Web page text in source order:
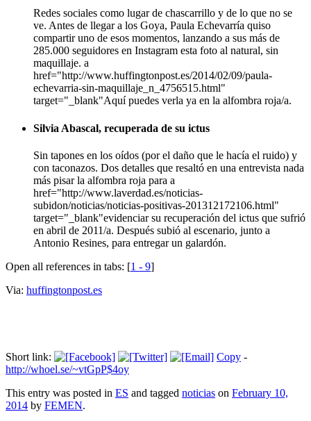
Redes sociales como lugar de chascarrillo y de lo que no se
ve. Antes de llegar a los Goya, Paula Echevarría quiso
compartir uno de esos momentos, lanzando a sus más de
285.000 seguidores en Instagram esta foto al natural, sin
maquillaje. a
href="http://www.huffingtonpost.es/2014/02/09/paula-
echevarria-sin-maquillaje_n_4756515.html"
target="_blank"Aquí puedes verla ya en la alfombra roja/a.
Silvia Abascal, recuperada de su ictus
Sin tapones en los oídos (por el daño que le hacía el ruido) y
con taconazos. Dos detalles que resaltó en una entrevista nada
más pisar la alfombra roja para a
href="http://www.laverdad.es/noticias-
subidon/noticias/noticias-positivas-201312172106.html"
target="_blank"evidenciar su recuperación del ictus que sufrió
en abril de 2011/a. Después subió al escenario, junto a
Antonio Resines, para entregar un galardón.
Open all references in tabs: [1 - 9]
Via: huffingtonpost.es
Short link: Copy -
http://whoel.se/~vtGpP$4oy
This entry was posted in ES and tagged noticias on February 10,
2014 by FEMEN.